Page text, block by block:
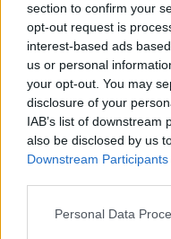
section to confirm your
opt-out request is
interest-based ads
us or personal
your opt-out. You may
disclosure of your
IAB’s list of
also be disclosed by us
Downstream Participants
Please note that this
Personal Data
Utile?
Vous voulez rester
nous
EN RAPPORT
Sujets élimination de